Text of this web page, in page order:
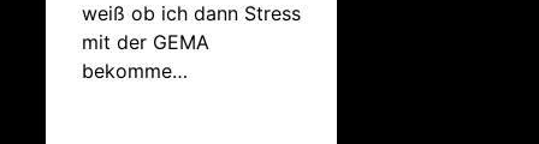
weiß ob ich dann Stress
mit der GEMA
bekomme…